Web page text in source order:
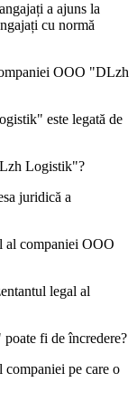
a ajuns la
cu normă
OOO "DLzh
este legată de
Logistik"?
juridică a
al companiei OOO
legal al
poate fi de încredere?
pe care o